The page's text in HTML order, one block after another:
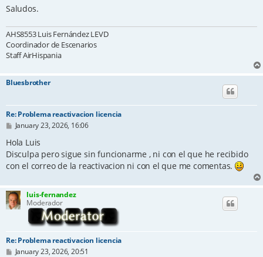
Saludos.
AHS8553 Luis Fernández LEVD
Coordinador de Escenarios
Staff AirHispania
Bluesbrother
Re: Problema reactivacion licencia
P
s
t
January 23, 2026, 16:06
Hola Luis
Disculpa pero sigue sin funcionarme , ni con el que he recibido
con el correo de la reactivacion ni con el que me comentas.
luis-fernandez
Moderador
Re: Problema reactivacion licencia
PJanuary 23, 2026, 20:51